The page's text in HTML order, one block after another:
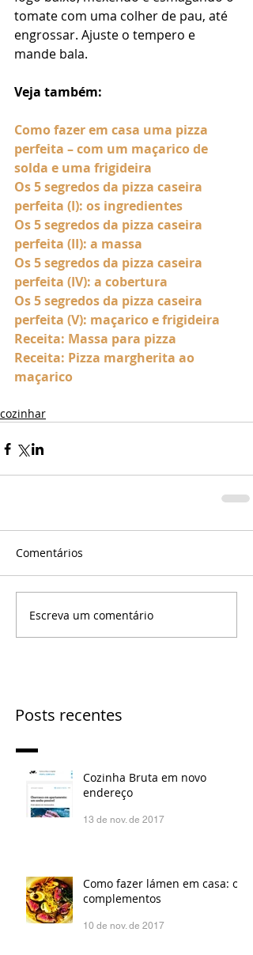
tomate com uma colher de pau, até
engrossar. Ajuste o tempero e
mande bala.
Veja também:
Como fazer em casa uma pizza
perfeita – com um maçarico de
solda e uma frigideira
Os 5 segredos da pizza caseira
perfeita (I): os ingredientes
Os 5 segredos da pizza caseira
perfeita (II): a massa
Os 5 segredos da pizza caseira
perfeita (IV): a cobertura
Os 5 segredos da pizza caseira
perfeita (V): maçarico e frigideira
Receita: Massa para pizza
Receita: Pizza margherita ao
maçarico
cozinhar
Comentários
Escreva um comentário
Posts recentes
Cozinha Bruta em novo
endereço
13 de nov. de 2017
Como fazer lámen em casa: os
complementos
10 de nov. de 2017